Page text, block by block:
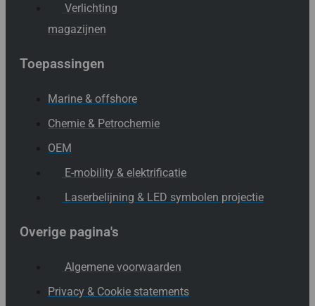
Verlichting
magazijnen
Toepassingen
Marine & offshore
Chemie & Petrochemie
OEM
E-mobility & elektrificatie
Laserbelijning & LED symbolen projectie
Overige pagina's
Algemene voorwaarden
Privacy & Cookie statements